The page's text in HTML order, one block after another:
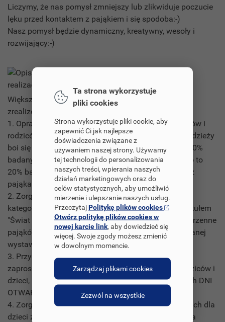
Liczymy, że nas pomysł zmniejszy lub zlikwiduje poczucie
lęku przed kontaktem z pająkiem i się spodoba:-)
Nasz pomysł będzie dynamiczny, kreatywny, wesoły i
rozwijający:-)
Większość zaplanowanych działań udało się nam
zrealizować.
1. Opracowaliśmy i przeprowadziliśmy wśród uczniów i
rodziców sondę na temat pająków. 40 % dzieci i młodzieży
boi się pająków i ma z nimi złe skojarzenia, w tym 80%
badanych były to dziewczynki. Wśród dorosłych było to
20% badanych, w tym w większości złe skojarzenia z
pająkami miały kobiety.
2. Zorganizowaliśmy konkurs plastyczny w dwóch
kategoriach wiekowych: dla klas I - IV i V - VIII pod tytułem
"Świat pająków - Eko-pająk". Wszystkie figurki przestrzenne
pająków bardzo się podobały podczas zaprezentowanej
wystawy.
3. Przygotowaliśmy wystawę o pająkach na którą
zaprosiliśmy uczniów naszej szkoły oraz gości - rodziców i
dzieci, którzy odwiedzili naszą szkołę podczas dwóch DNI
OTWARTYCH SZKOŁY.
4. Zorganizowaliśmy warsztaty edukacyjne o pająkach dla
dzieci z klas 1 - 4 oraz dzieci i rodziców podczas dnia
Ta strona wykorzystuje
pliki cookies
Strona wykorzystuje pliki cookie, aby
zapewnić Ci jak najlepsze
doświadczenia związane z
używaniem naszej strony. Używamy
tej technologii do personalizowania
naszych treści, wpierania naszych
działań marketingowych oraz do
celów statystycznych, aby umożliwić
mierzenie i ulepszanie naszych usług.
PrzeczytajPolitykę plików cookies
Otwórz politykę plików cookies w
nowej karcie link, aby dowiedzieć się
więcej. Swoje zgody możesz zmienić
w dowolnym momencie.
Zarządzaj plikami cookies
Zezwól na wszystkie